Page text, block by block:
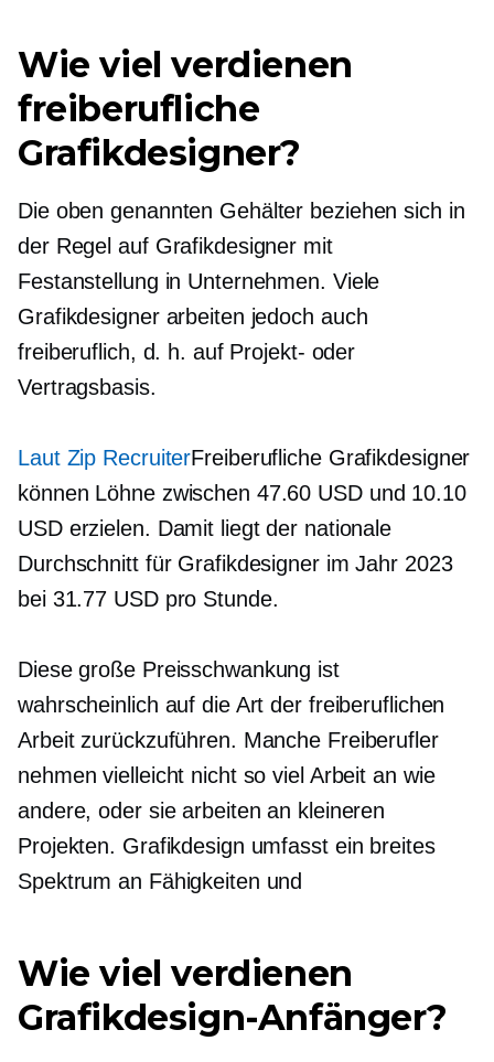
Wie viel verdienen
freiberufliche
Grafikdesigner?
Die oben genannten Gehälter beziehen sich in
der Regel auf Grafikdesigner mit
Festanstellung in Unternehmen. Viele
Grafikdesigner arbeiten jedoch auch
freiberuflich, d. h. auf Projekt- oder
Vertragsbasis.
Laut Zip RecruiterFreiberufliche Grafikdesigner
können Löhne zwischen 47.60 USD und 10.10
USD erzielen. Damit liegt der nationale
Durchschnitt für Grafikdesigner im Jahr 2023
bei 31.77 USD pro Stunde.
Diese große Preisschwankung ist
wahrscheinlich auf die Art der freiberuflichen
Arbeit zurückzuführen. Manche Freiberufler
nehmen vielleicht nicht so viel Arbeit an wie
andere, oder sie arbeiten an kleineren
Projekten. Grafikdesign umfasst ein breites
Spektrum an Fähigkeiten und
Wie viel verdienen
Grafikdesign-Anfänger?